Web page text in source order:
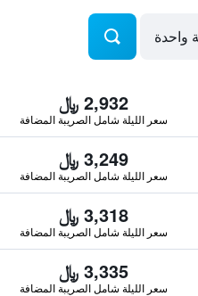
2,932 ﷼
سعر الليلة شامل الصريبة المضافة
3,249 ﷼
سعر الليلة شامل الصريبة المضافة
3,318 ﷼
سعر الليلة شامل الصريبة المضافة
3,335 ﷼
سعر الليلة شامل الصريبة المضافة